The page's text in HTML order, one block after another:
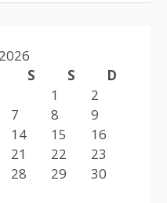
S S
D
1
2
7 8
9
14 15
16
21 22
23
28 29
30